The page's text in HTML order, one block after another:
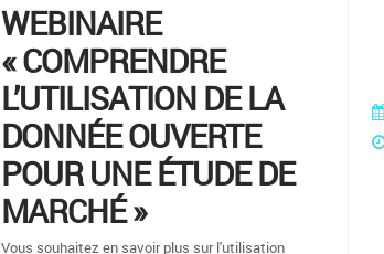
WEBINAIRE
« COMPRENDRE
L’UTILISATION DE LA
DONNÉE OUVERTE
POUR UNE ÉTUDE DE
MARCHÉ »
Vous souhaitez en savoir plus sur l'utilisation